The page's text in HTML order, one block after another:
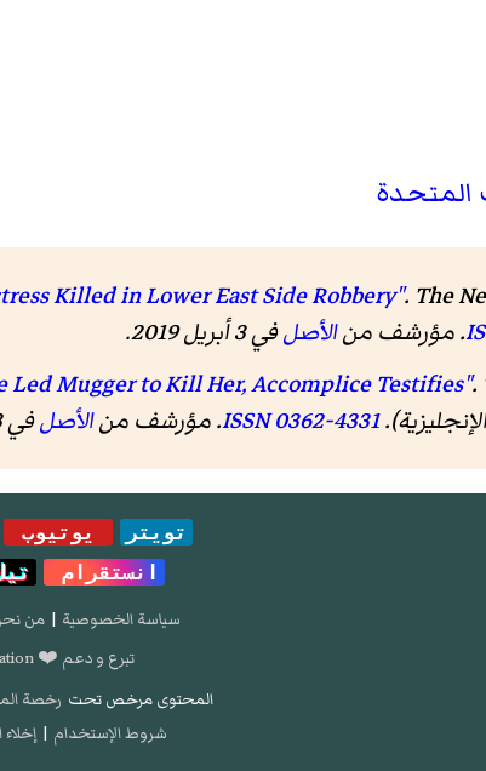
المتحدة
Killed in Lower East Side Robbery". The
. مؤرشف منالأصلفي 3 أبريل 2019
.
Led Mugger to Kill Her, Accomplice Testifies".
ISSN 0362-4331 . مؤرشف منالأصلفي 3 أبريل 2019
تويتر يوتيوب
انستقرام
سياسة الخصوصية | من
تبرع و دعم ❤️ donation
المحتوى مرخص تحت رخصة
شروط الإستخدام |